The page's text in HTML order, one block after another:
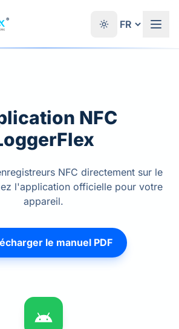
®
NFC
NFC directement sur le
l'application officielle pour votre
appareil.
le manuel PDF